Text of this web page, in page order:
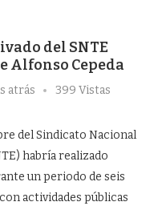
del SNTE
Alfonso Cepeda
atrás 399 Vistas
del Sindicato Nacional
habría realizado
un periodo de seis
actividades públicas